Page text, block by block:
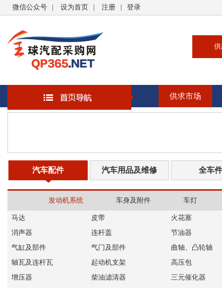
微信公众号 设为首页 注册 登录
供求市场
汽车配件 汽车用品及维修 全车件
发动机系统 车身及附件 车灯
马达 皮带
火花塞
消声器
连杆盖
节油器
气缸及部件
气门及部件
曲轴、凸轮轴
轴瓦及连杆瓦
起动机支架
高压包
增压器
柴油滤清器
三元催化器